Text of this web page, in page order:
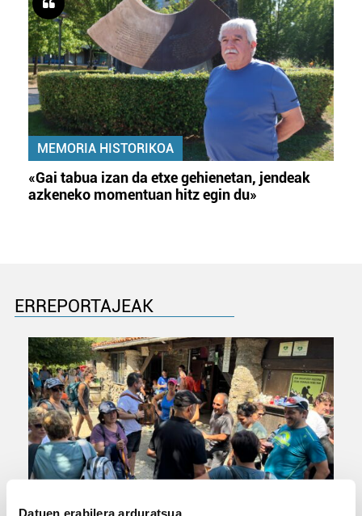
Datuen erabilera arduratsua
MEMORIA HISTORIKOA
«Gai tabua izan da etxe gehienetan, jendeak
azkeneko momentuan hitz egin du»
ERREPORTAJEAK